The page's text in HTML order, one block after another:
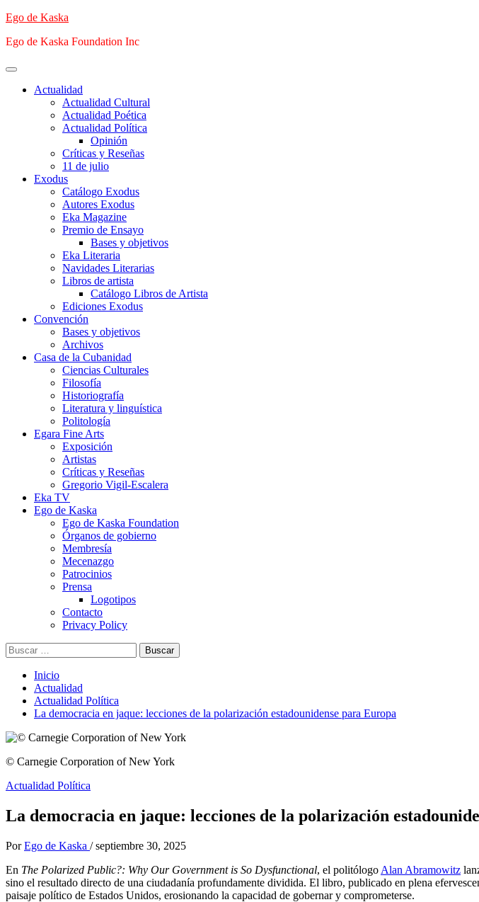
Saltar
contenido
Ego de Kaska
Ego de Kaska Foundation Inc
Menú
principalActualidad
Actualidad Cultural
Actualidad Poética
Actualidad Política
Opinión
Críticas y Reseñas
11 de julio
Exodus
Catálogo Exodus
Autores Exodus
Eka Magazine
Premio de Ensayo
Bases y objetivos
Eka Literaria
Navidades Literarias
Libros de artista
Catálogo Libros de Artista
Ediciones Exodus
Convención
Bases y objetivos
Archivos
Casa de la Cubanidad
Ciencias Culturales
Filosofía
Historiografía
Literatura y linguística
Politología
Egara Fine Arts
Exposición
Artistas
Críticas y Reseñas
Gregorio Vigil-Escalera
Eka TV
Ego de Kaska
Ego de Kaska Foundation
Órganos de gobierno
Membresía
Mecenazgo
Patrocinios
Prensa
Logotipos
Contacto
Privacy Policy
Buscar:
Inicio
Actualidad
Actualidad Política
La democracia en jaque: lecciones de la polarización estadounidense para Europa
© Carnegie Corporation of New York
Actualidad Política
La democracia en jaque: lecciones de la polarización
Por Ego de Kaska / septiembre 30, 2025
En The Polarized Public?: Why Our Government is So Dysfunctional, el politólogo Alan Abramowitz
sino el resultado directo de una ciudadanía profundamente dividida. El libro, publicado en plena
paisaje político de Estados Unidos, erosionando la capacidad de gobernar y comprometerse.